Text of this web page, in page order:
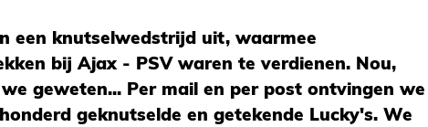
een knutselwedstrijd uit, waarmee
bij Ajax - PSV waren te verdienen. Nou,
geweten... Per mail en per post ontvingen we
geknutselde en getekende Lucky's. We